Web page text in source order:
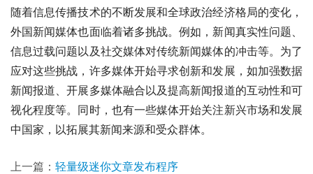
随着信息传播技术的不断发展和全球政治经济格局的变化，
外国新闻媒体也面临着诸多挑战。例如，新闻真实性问题、
信息过载问题以及社交媒体对传统新闻媒体的冲击等。为了
应对这些挑战，许多媒体开始寻求创新和发展，如加强数据
新闻报道、开展多媒体融合以及提高新闻报道的互动性和可
视化程度等。同时，也有一些媒体开始关注新兴市场和发展
中国家，以拓展其新闻来源和受众群体。
上一篇： 轻量级迷你文章发布程序